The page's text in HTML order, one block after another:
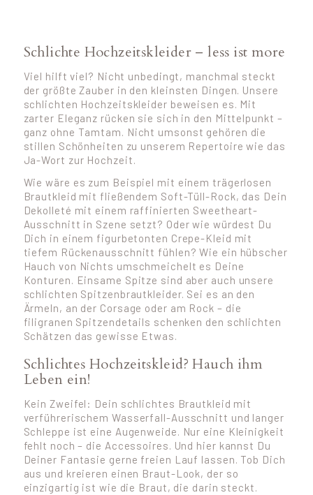
Schlichte Hochzeitskleider – less ist more
Viel hilft viel? Nicht unbedingt, manchmal steckt
der größte Zauber in den kleinsten Dingen. Unsere
schlichten Hochzeitskleider beweisen es. Mit
zarter Eleganz rücken sie sich in den Mittelpunkt –
ganz ohne Tamtam. Nicht umsonst gehören die
stillen Schönheiten zu unserem Repertoire wie das
Ja-Wort zur Hochzeit.
Wie wäre es zum Beispiel mit einem trägerlosen
Brautkleid mit fließendem Soft-Tüll-Rock, das Dein
Dekolleté mit einem raffinierten Sweetheart-
Ausschnitt in Szene setzt? Oder wie würdest Du
Dich in einem figurbetonten Crepe-Kleid mit
tiefem Rückenausschnitt fühlen? Wie ein hübscher
Hauch von Nichts umschmeichelt es Deine
Konturen. Einsame Spitze sind aber auch unsere
schlichten Spitzenbrautkleider. Sei es an den
Ärmeln, an der Corsage oder am Rock – die
filigranen Spitzendetails schenken den schlichten
Schätzen das gewisse Etwas.
Schlichtes Hochzeitskleid? Hauch ihm
Leben ein!
Kein Zweifel: Dein schlichtes Brautkleid mit
verführerischem Wasserfall-Ausschnitt und langer
Schleppe ist eine Augenweide. Nur eine Kleinigkeit
fehlt noch – die Accessoires. Und hier kannst Du
Deiner Fantasie gerne freien Lauf lassen. Tob Dich
aus und kreieren einen Braut-Look, der so
einzigartig ist wie die Braut, die darin steckt.